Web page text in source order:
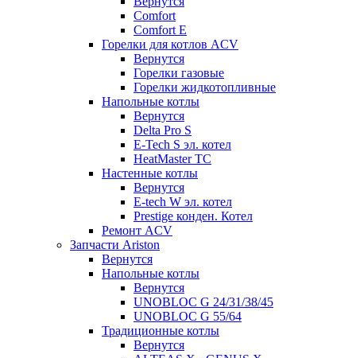
Comfort
Comfort E
Горелки для котлов ACV
Вернутся
Горелки газовые
Горелки жидкотопливные
Напольные котлы
Вернутся
Delta Pro S
E-Tech S эл. котел
HeatMaster TC
Настенные котлы
Вернутся
E-tech W эл. котел
Prestige конден. Котел
Ремонт ACV
Запчасти Ariston
Вернутся
Напольные котлы
Вернутся
UNOBLOC G 24/31/38/45
UNOBLOC G 55/64
Традиционные котлы
Вернутся